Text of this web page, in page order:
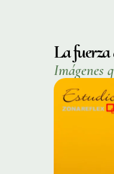
La
Imágenes